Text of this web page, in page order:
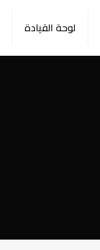
لوحة القيادة